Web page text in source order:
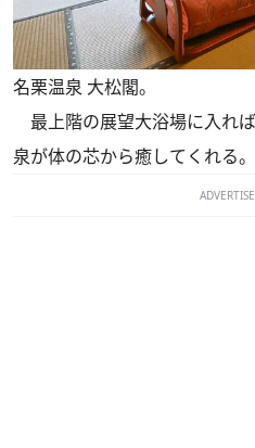
名栗温泉 大松閣。
最上階の展望大浴場に入れ
泉が体の芯から癒してくれる。